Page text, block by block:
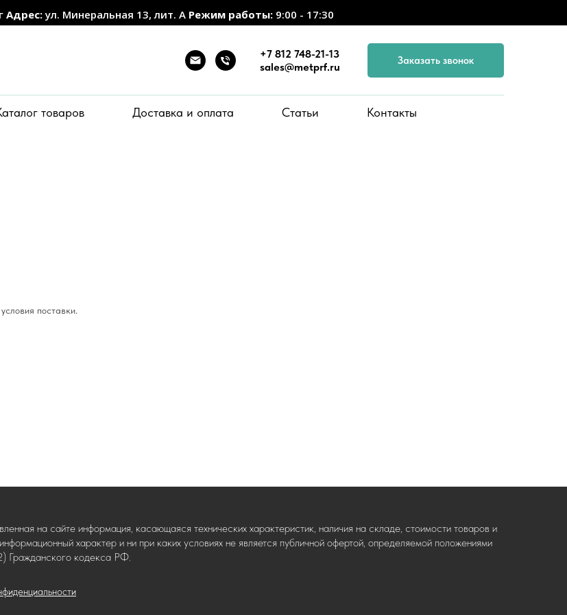
Адрес:ул. Минеральная 13, лит. А Режим работы: 9:00 - 17:30
+7 812 748-21-13
sales@metprf.ru
Заказать звонок
товаров Доставка и оплата Статьи Контакты
поставки.
на сайте информация, касающаяся технических характеристик, наличия на складе, стоимости товаров и
характер и ни при каких условиях не является публичной офертой, определяемой положениями
Гражданского кодекса РФ.